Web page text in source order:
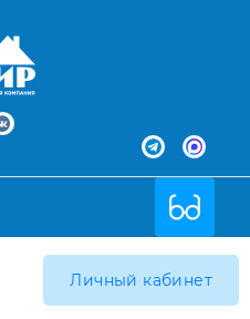
Личный кабинет